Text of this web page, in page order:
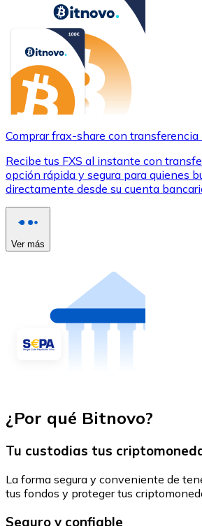
Comprar frax-share con
Recibe tus FXS al instante con
opción rápida y segura para quienes
directamente desde su cuenta
Ver más
¿Por qué Bitnovo?
Tu custodias tus
La forma segura y conveniente de
tus fondos y proteger tus
Seguro y confiable